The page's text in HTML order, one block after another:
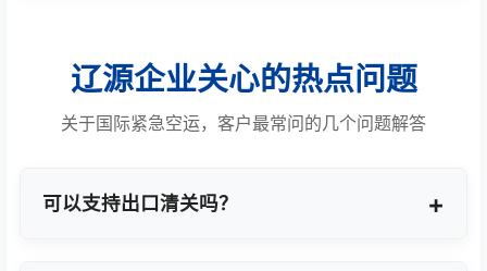
辽源企业关心的热点问题
关于国际紧急空运，客户最常问的几个问题解答
可以支持出口清关吗？